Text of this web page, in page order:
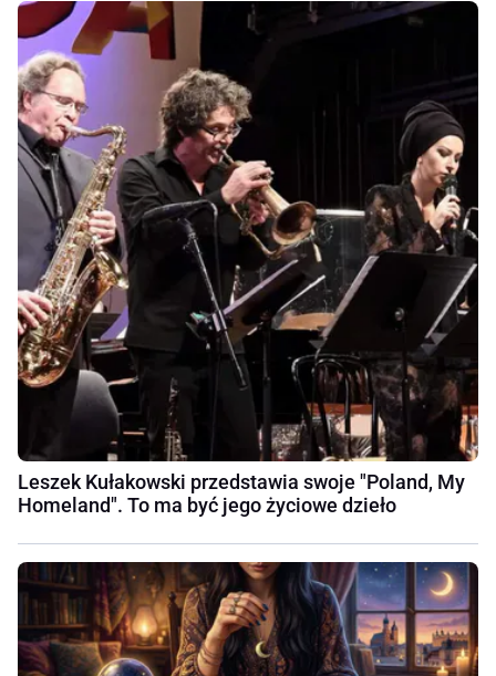
Leszek Kułakowski przedstawia swoje "Poland, My
Homeland". To ma być jego życiowe dzieło